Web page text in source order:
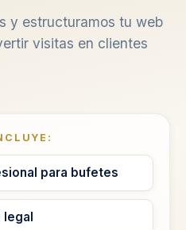
y estructuramos tu web
visitas en clientes
para bufetes
legal